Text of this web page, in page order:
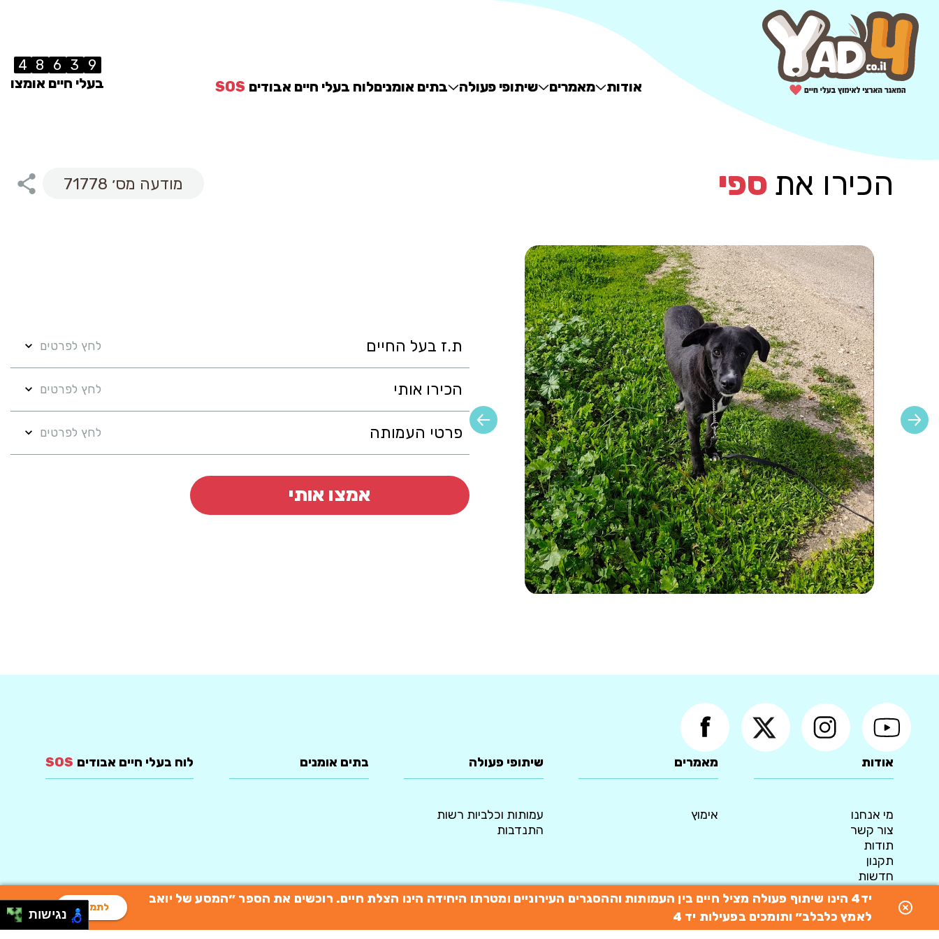
אודות מאמרים שיתופי פעולה בתים אומניםלוח בעלי חיים אבודים SOS
9
3
6
8
4
בעלי חיים אומצו
הכירו את ספי מודעה מס׳ 71778
ת.ז בעל החיים לחץ לפרטים
הכירו אותי לחץ לפרטים
פרטי העמותה לחץ לפרטים
אמצו אותי
יד4 הינו שיתוף פעולה מציל חיים בין העמותות וההסגרים העירוניים ומטרתו היחידה הינו הצלת חיים. רוכשים את הספר ״המסע של יואב
לאמץ כלבלב״ ותומכים בפעילות יד 4
לתמיכה
אודות
מי אנחנו
צור קשר
תודות
תקנון
חדשות
מדיניות פרטיות
מאמרים
אימוץ
שיתופי פעולה
עמותות וכלביות רשות
התנדבות
בתים אומנים לוח בעלי חיים אבודים SOS
© 2015 כל הזכויות שמורות ליד4 - המאגר הארצי לאימוץ כלבים נגישות